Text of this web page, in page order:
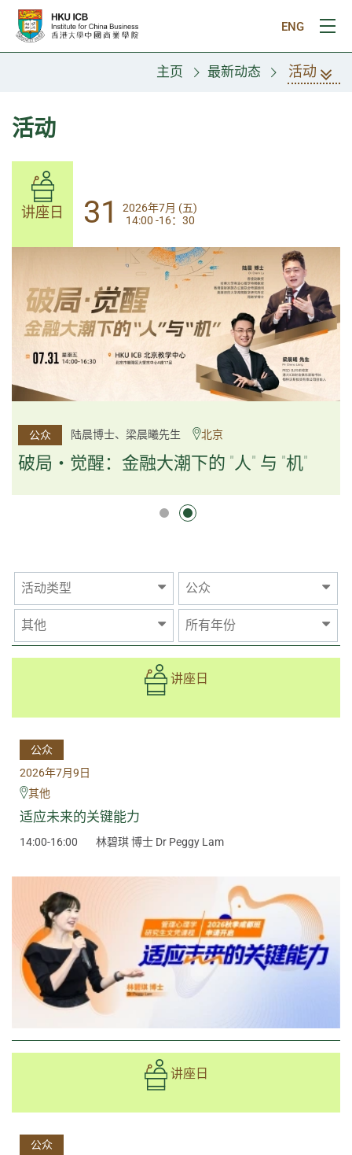
跳往主要内容
ENG
打
主页 最新动态 活动
活动
讲座日 31
2026年7月 (五)
14:00-17:30
公众 杨文斌先生、邱良弼先生 广州
逻辑×算法：重塑资产配置内核
逻辑×算法：重塑资产配置内核
讲座日 31
2026年7月 (五)
14:00 -16：30
公众 陆晨博士、梁晨曦先生 北京
破局・觉醒：金融大潮下的 "人" 与 "机"
活动类型 公众
其他 所有年份
讲座日
公众
2026年7月9日
其他
适应未来的关键能力
14:00-16:00 林碧琪 博士 Dr Peggy Lam
讲座日
公众